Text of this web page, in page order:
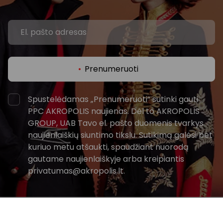
Prenumeruoti
Spustelėdamas „Prenumeruoti“ sutinki gauti
PPC AKROPOLIS naujienas. Dėl to AKROPOLIS
GROUP, UAB Tavo el. pašto duomenis tvarkys
naujienlaiškių siuntimo tikslu. Sutikimą galėsi bet
kuriuo metu atšaukti, spaudžiant nuorodą
gautame naujienlaiškyje arba kreipiantis
privatumas@akropolis.lt.